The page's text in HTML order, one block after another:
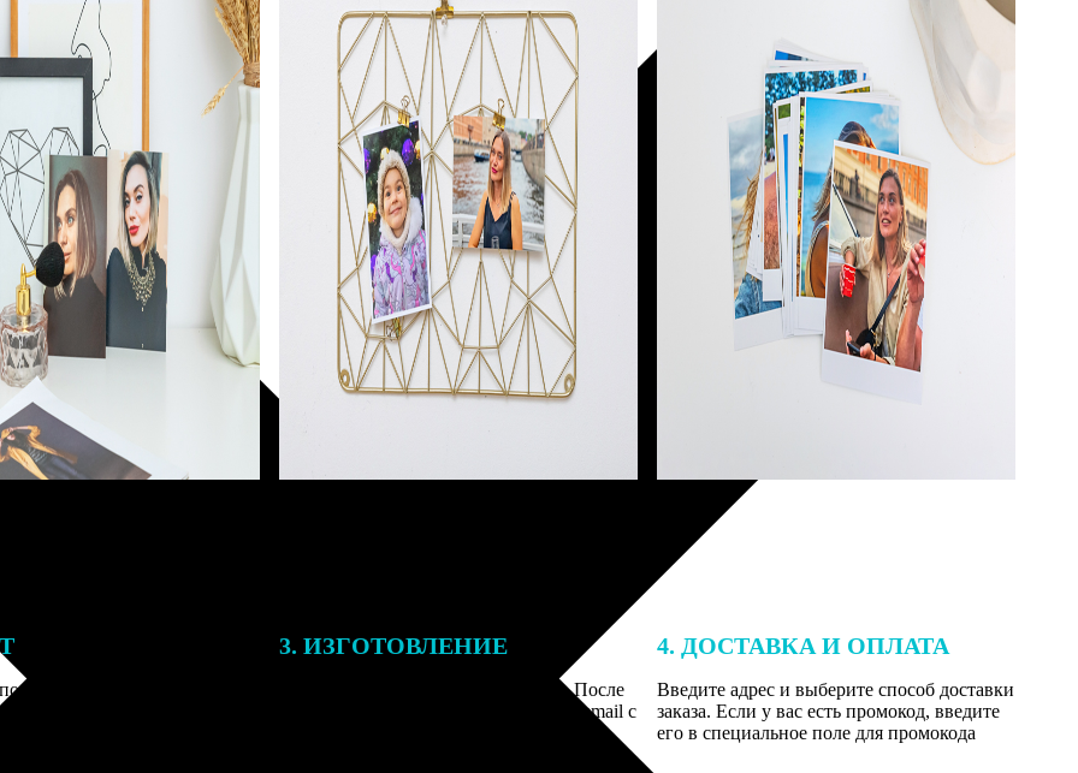
заказа к печати
могут связаться с Вами
телефону или email для
деталей.
3. ИЗГОТОВЛЕНИЕ
Оплатите заказ банковской картой. После
оплаты получите подтверждение на email с
описанием заказа. Когда отправим заказ
4. ДОСТАВКА И ОПЛАТА
Введите адрес и выберите способ доставки
заказа. Если у вас есть промокод, введите
его в специальное поле для промокода